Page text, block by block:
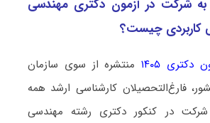
شرکت در آزمون دکتری مهندسی
کاربردی چیست؟
۱۴۰۵
منتشره از سوی سازمان
فارغ‌التحصیلان کارشناسی ارشد همه
در کنکور دکتری رشته مهندسی